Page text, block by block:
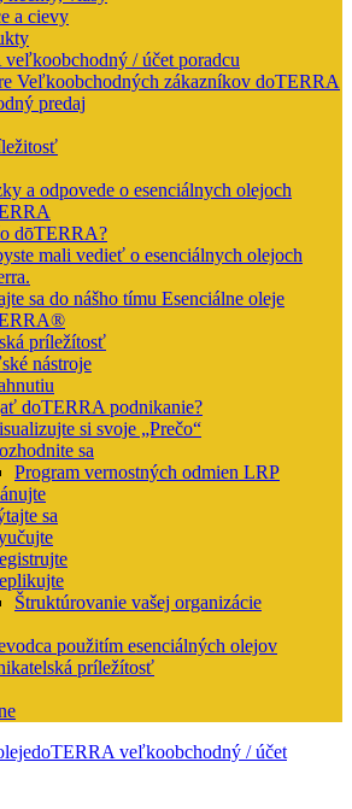
a cievy
/ účet poradcu
Veľkoobchodných zákazníkov doTERRA
predaj
a odpovede o esenciálnych olejoch
dōTERRA?
mali vedieť o esenciálnych olejoch
sa do nášho tímu Esenciálne oleje
príležítosť
nástroje
doTERRA podnikanie?
si svoje „Prečo“
sa
Program vernostných odmien LRP
sa
Štruktúrovanie vašej organizácie
použitím esenciálných olejov
príležítosť
doTERRA veľkoobchodný / účet